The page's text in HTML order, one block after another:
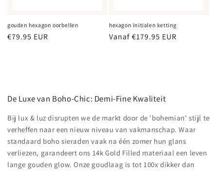
gouden hexagon oorbellen
Normale
€79.95 EUR
hexagon initialen ketting
Normale
Vanaf €179.95 EUR
De Luxe van Boho-Chic: Demi-Fine Kwaliteit
Bij lux & luz disrupten we de markt door de 'bohemian' stijl te
verheffen naar een nieuw niveau van vakmanschap. Waar
standaard boho sieraden vaak na één zomer hun glans
verliezen, garandeert ons 14k Gold Filled materiaal een leven
lange gouden glow. Onze goudlaag is tot 100x dikker dan